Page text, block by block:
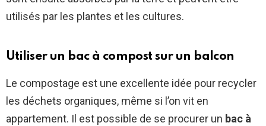
utilisés par les plantes et les cultures.
Utiliser un bac à compost sur un balcon
Le compostage est une excellente idée pour recycler
les déchets organiques, même si l’on vit en
appartement. Il est possible de se procurer un bac à